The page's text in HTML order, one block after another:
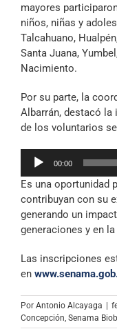
mayores
niños, niñas y
Talcahuano,
Santa Juana,
Nacimiento.
Por su parte, la
Albarrán, destacó la
de los voluntarios
Reproductor
audio
00:00
Es una oportunidad
contribuyan con su
generando un
generaciones y en
Las inscripciones
en
Por Antonio Alcayaga
Concepción, Senama